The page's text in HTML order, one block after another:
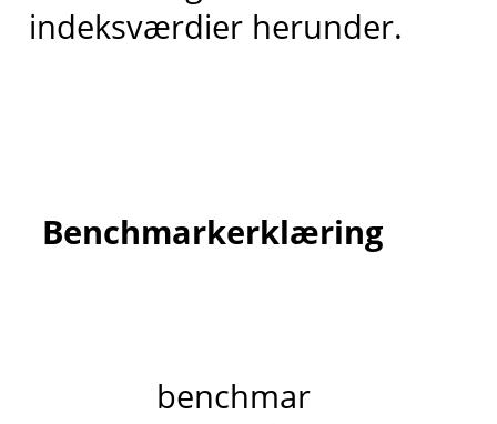
indeksværdier herunder.
Benchmarkerklæring
benchmar